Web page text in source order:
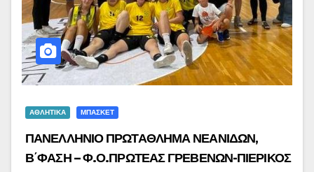
ΑΘΛΗΤΙΚΑ ΜΠΑΣΚΕΤ
ΠΑΝΕΛΛΗΝΙΟ ΠΡΩΤΑΘΛΗΜΑ ΝΕΑΝΙΔΩΝ,
Β΄ΦΑΣΗ – Φ.Ο.ΠΡΩΤΕΑΣ ΓΡΕΒΕΝΩΝ-ΠΙΕΡΙΚΟΣ